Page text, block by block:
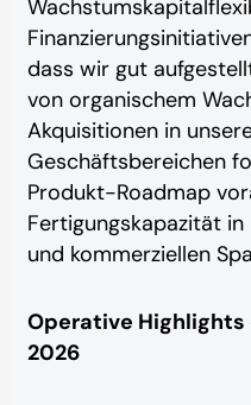
dass wir gut
von organischem
Akquisitionen in
Geschäftsbereichen
Produkt-Roadmap
Fertigungskapazität
und kommerziellen
Operative
2026